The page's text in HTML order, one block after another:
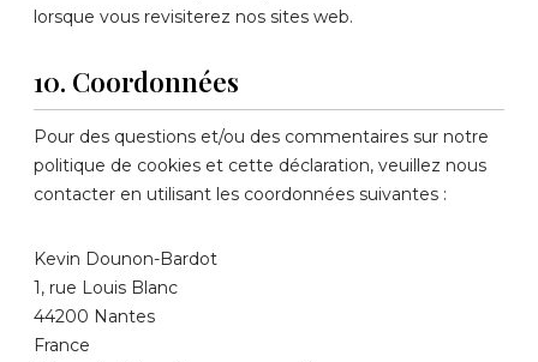
lorsque vous revisiterez nos sites web.
10. Coordonnées
Pour des questions et/ou des commentaires sur notre
politique de cookies et cette déclaration, veuillez nous
contacter en utilisant les coordonnées suivantes :
Kevin Dounon-Bardot
1, rue Louis Blanc
44200 Nantes
France